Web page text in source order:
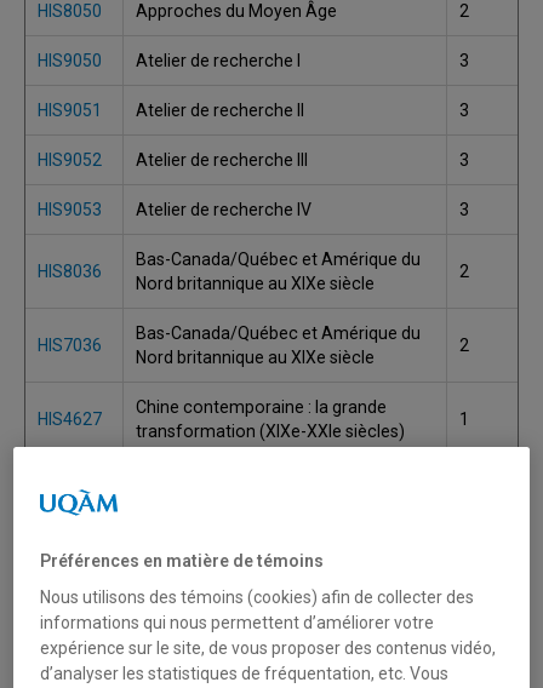
HIS8050 Approches du Moyen Âge 2
HIS9050 Atelier de recherche I 3
HIS9051 Atelier de recherche II 3
HIS9052 Atelier de recherche III 3
HIS9053 Atelier de recherche IV 3
HIS8036
Bas-Canada/Québec et Amérique du
Nord britannique au XIXe siècle
2
HIS7036
Bas-Canada/Québec et Amérique du
Nord britannique au XIXe siècle
2
HIS4627
Chine contemporaine : la grande
transformation (XIXe-XXIe siècles)
1
HIS4801
histoire des régimes totalitaires aux
HIS558X
Cours atelier d'histoire du Québec et
du Canada
1
Préférences en matière de témoins
Nous utilisons des témoins (cookies) afin de collecter des
informations qui nous permettent d’améliorer votre
expérience sur le site, de vous proposer des contenus vidéo,
d’analyser les statistiques de fréquentation, etc. Vous